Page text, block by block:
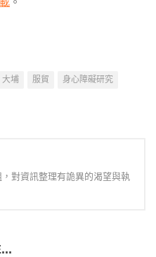
大埔 服貿
身心障礙研究
對資訊整理有詭異的渴望與執